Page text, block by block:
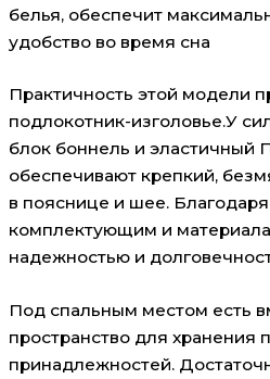
белья, обеспечит
удобство во время сна
Практичность этой модели
подлокотник-изголовье.У
блок боннель и эластичный
обеспечивают крепкий,
в пояснице и шее.
комплектующим и
надежностью и
Под спальным местом есть
пространство для хранения
принадлежностей.